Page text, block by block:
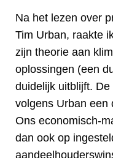
Na het lezen over
Tim Urban, raakte
zijn theorie aan
oplossingen (een
duidelijk uitblijft.
volgens Urban een
Ons economisch-
dan ook op